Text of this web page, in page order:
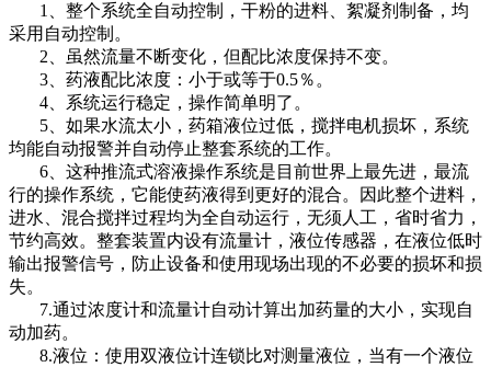
1、整个系统全自动控制，干粉的进料、絮凝剂制备，均
采用自动控制。
2、虽然流量不断变化，但配比浓度保持不变。
3、药液配比浓度：小于或等于0.5％。
4、系统运行稳定，操作简单明了。
5、如果水流太小，药箱液位过低，搅拌电机损坏，系统
均能自动报警并自动停止整套系统的工作。
6、这种推流式溶液操作系统是目前世界上最先进，最流
行的操作系统，它能使药液得到更好的混合。因此整个进料，
进水、混合搅拌过程均为全自动运行，无须人工，省时省力，
节约高效。整套装置内设有流量计，液位传感器，在液位低时
输出报警信号，防止设备和使用现场出现的不必要的损坏和损
失。
7.通过浓度计和流量计自动计算出加药量的大小，实现自
动加药。
8.液位：使用双液位计连锁比对测量液位，当有一个液位